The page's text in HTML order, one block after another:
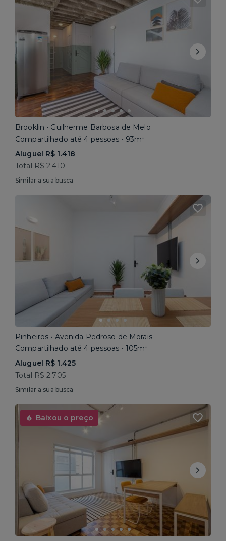
Brooklin • Guilherme Barbosa de Melo
Compartilhado até 4 pessoas • 93m²
Aluguel R$ 1.418
Total R$ 2.410
Similar a sua busca
Pinheiros • Avenida Pedroso de Morais
Compartilhado até 4 pessoas • 105m²
Aluguel R$ 1.425
Total R$ 2.705
Similar a sua busca
Baixou o preço